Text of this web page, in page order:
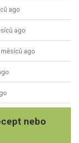
ago
ago
měsíců ago
nebo